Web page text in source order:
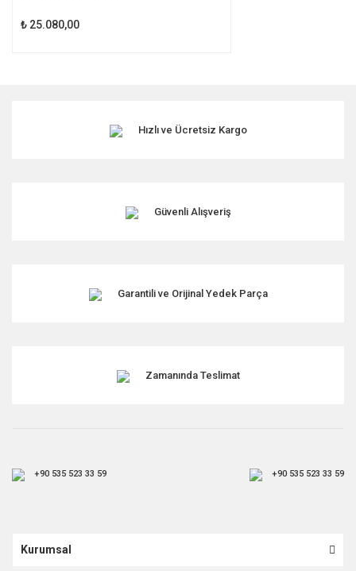
₺ 25.080,00
Hızlı ve Ücretsiz Kargo
Güvenli Alışveriş
Garantili ve Orijinal Yedek Parça
Zamanında Teslimat
+90 535 523 33 59 +90 535 523 33 59
Kurumsal